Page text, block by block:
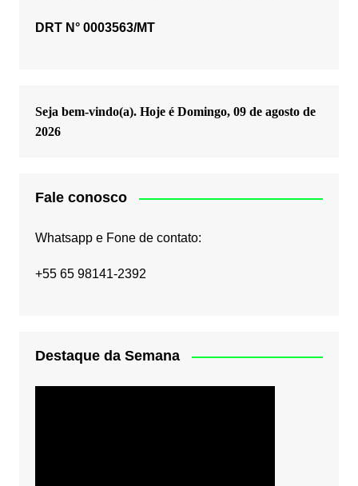
DRT N° 0003563/MT
Seja bem-vindo(a). Hoje é Domingo, 09 de agosto de
2026
Fale conosco
Whatsapp e Fone de contato:
+55 65 98141-2392
Destaque da Semana